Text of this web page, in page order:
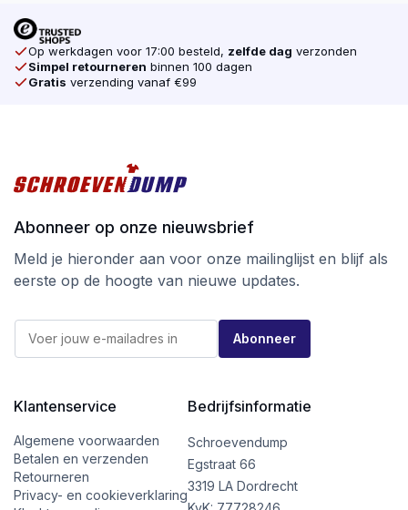
Op werkdagen voor 17:00 besteld, zelfde dag verzonden
Simpel retourneren binnen 100 dagen
Gratis verzending vanaf €99
Abonneer op onze nieuwsbrief
Meld je hieronder aan voor onze mailinglijst en blijf als
eerste op de hoogte van nieuwe updates.
a
E
m
a
i
l
E
E
m
l
Abonneer
Klantenservice
Algemene voorwaarden
Betalen en verzenden
Retourneren
Privacy- en cookieverklaring
Bedrijfsinformatie
Schroevendump
Egstraat 66
3319 LA Dordrecht